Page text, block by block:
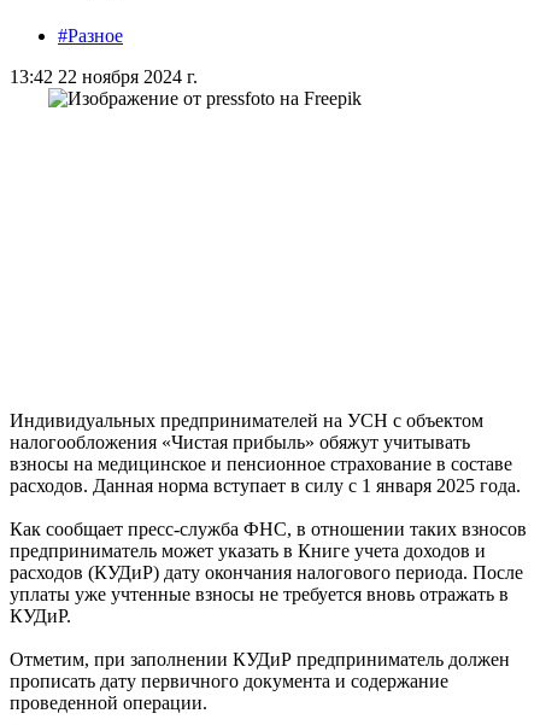
#Разное
13:42 22 ноября 2024 г.
Индивидуальных предпринимателей на УСН с объектом
налогообложения «Чистая прибыль» обяжут учитывать
взносы на медицинское и пенсионное страхование в составе
расходов. Данная норма вступает в силу с 1 января 2025 года.
Как сообщает пресс-служба ФНС, в отношении таких взносов
предприниматель может указать в Книге учета доходов и
расходов (КУДиР) дату окончания налогового периода. После
уплаты уже учтенные взносы не требуется вновь отражать в
КУДиР.
Отметим, при заполнении КУДиР предприниматель должен
прописать дату первичного документа и содержание
проведенной операции.